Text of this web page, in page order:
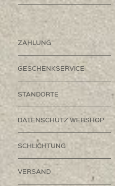
ZAHLUNG
GESCHENKSERVICE
STANDORTE
DATENSCHUTZ WEBSHOP
SCHLICHTUNG
VERSAND